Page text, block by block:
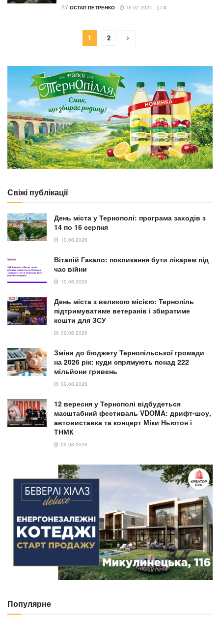
BY ОСТАП ПЕТРЕНКО 16.02.2024 0
1 2
Свіжі публікації
День міста у Тернополі: програма заходів з
14 по 16 серпня
10.08.2026
Віталій Гакало: покликання бути лікарем під
час війни
10.08.2026
День міста з великою місією: Тернопіль
підтримуватиме ветеранів і збиратиме
кошти для ЗСУ
09.08.2026
Зміни до бюджету Тернопільської громади
на 2026 рік: куди спрямують понад 222
мільйони гривень
09.08.2026
12 вересня у Тернополі відбудеться
масштабний фестиваль VDOMA: дрифт-шоу,
автовиставка та концерт Міки Ньютон і
ТНМК
09.08.2026
Популярне